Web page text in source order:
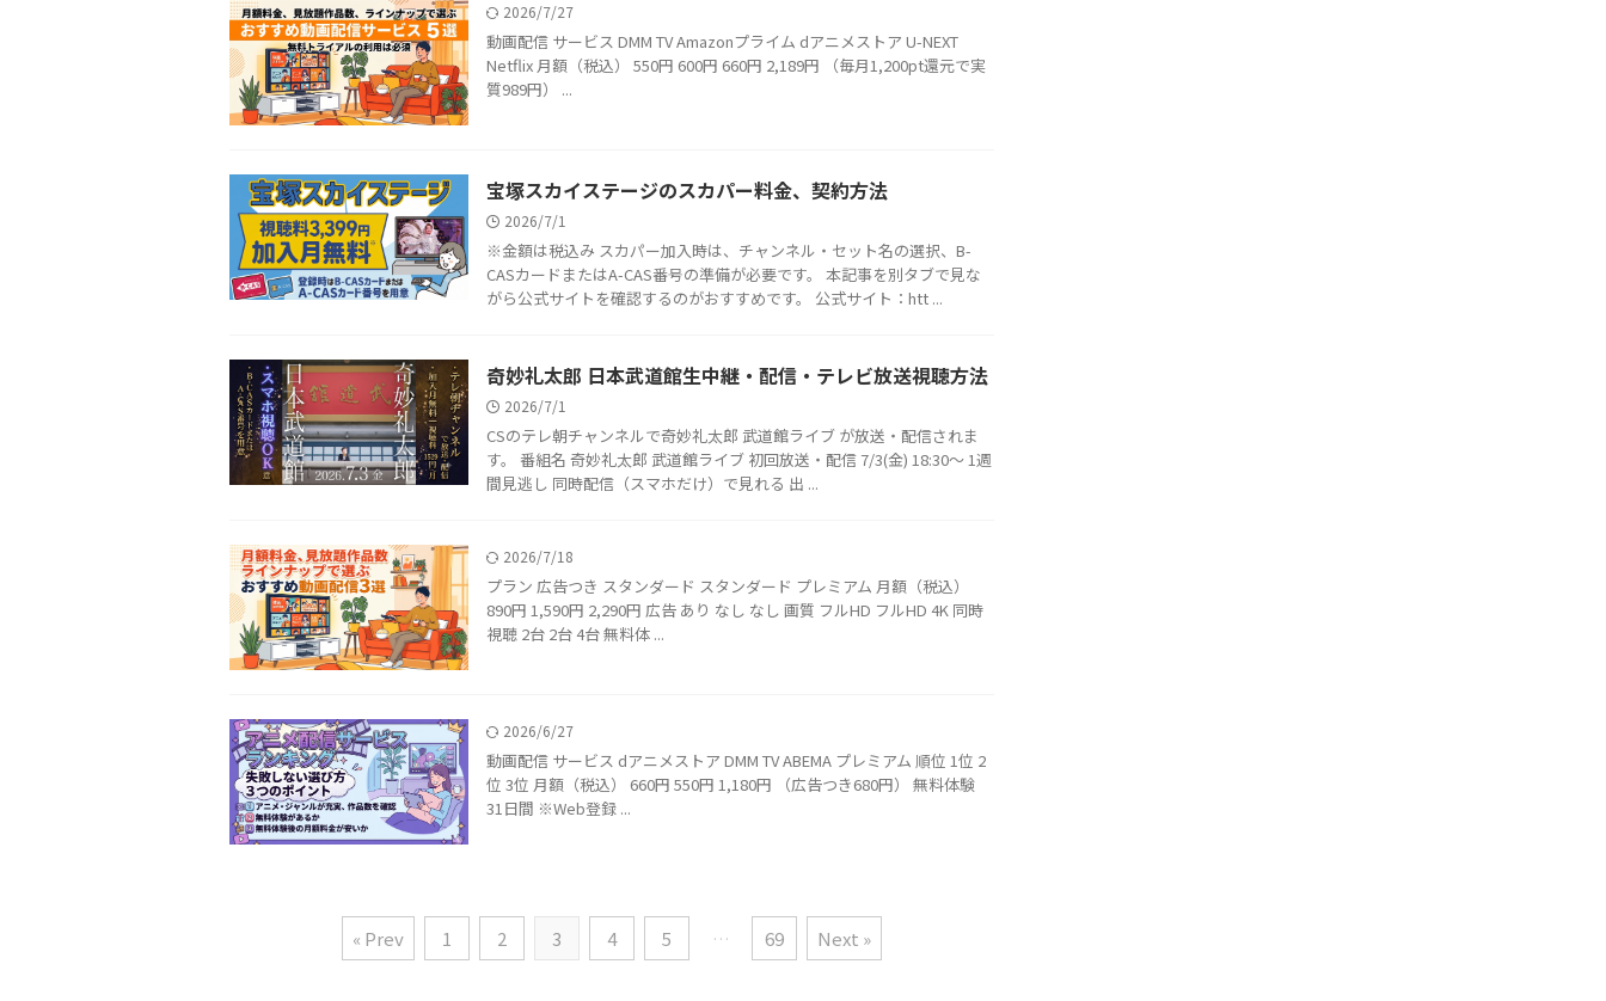
2026/7/27
動画配信 サービス DMM TV Amazonプライム dアニメストア U-NEXT
Netflix 月額（税込） 550円 600円 660円 2,189円 （毎月1,200pt還元で実
質989円） ...
宝塚スカイステージのスカパー料金、契約方法
2026/7/1
※金額は税込み スカパー加入時は、チャンネル・セット名の選択、B-
CASカードまたはA-CAS番号の準備が必要です。 本記事を別タブで見な
がら公式サイトを確認するのがおすすめです。 公式サイト：htt ...
奇妙礼太郎 日本武道館生中継・配信・テレビ放送視聴方法
2026/7/1
CSのテレ朝チャンネルで奇妙礼太郎 武道館ライブ が放送・配信されま
す。 番組名 奇妙礼太郎 武道館ライブ 初回放送・配信 7/3(金) 18:30～ 1週
間見逃し 同時配信（スマホだけ）で見れる 出 ...
2026/7/18
プラン 広告つき スタンダード スタンダード プレミアム 月額（税込）
890円 1,590円 2,290円 広告 あり なし なし 画質 フルHD フルHD 4K 同時
視聴 2台 2台 4台 無料体 ...
2026/6/27
動画配信 サービス dアニメストア DMM TV ABEMA プレミアム 順位 1位 2
位 3位 月額（税込） 660円 550円 1,180円 （広告つき680円） 無料体験
31日間 ※Web登録 ...
« Prev 1 2 3 4 5 … 69 Next »